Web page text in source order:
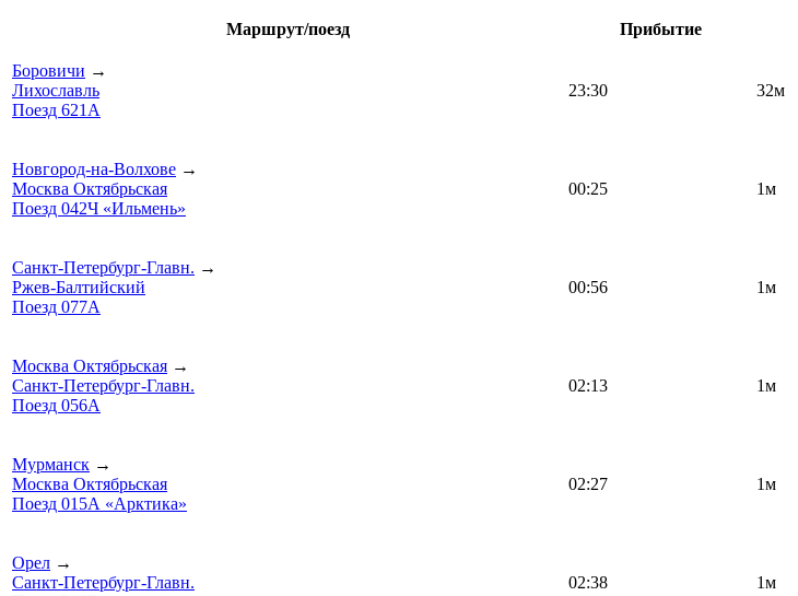
Маршрут/поезд Прибытие
Боровичи →
Лихославль
Поезд 621А
23:30 32м
Новгород-на-Волхове →
Москва Октябрьская
Поезд 042Ч «Ильмень»
00:25 1м
Санкт-Петербург-Главн. →
Ржев-Балтийский
Поезд 077А
00:56 1м
Москва Октябрьская →
Санкт-Петербург-Главн.
Поезд 056А
02:13 1м
Мурманск →
Москва Октябрьская
Поезд 015А «Арктика»
02:27 1м
Орел →
Санкт-Петербург-Главн.
02:38 1м